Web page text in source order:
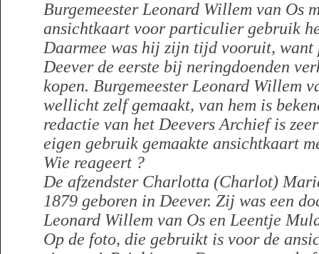
Burgemeester Leonard Willem van Os
ansichtkaart voor particulier gebruik
Daarmee was hij zijn tijd vooruit, want
Deever de eerste bij neringdoenden
kopen. Burgemeester Leonard Willem
wellicht zelf gemaakt, van hem is
redactie van het Deevers Archief is
eigen gebruik gemaakte ansichtkaart
Wie reageert ?
De afzendster Charlotta (Charlot)
1879 geboren in Deever. Zij was een
Leonard Willem van Os en Leentje
Op de foto, die gebruikt is voor de